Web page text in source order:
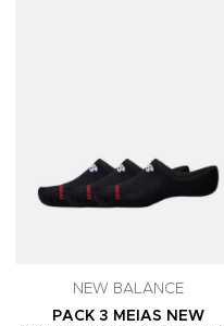
NEW BALANCE
PACK 3 MEIAS NEW